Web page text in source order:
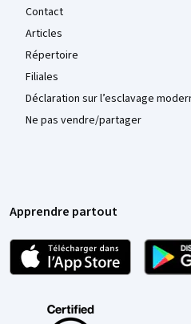
Contact
Articles
Répertoire
Filiales
Déclaration sur l’esclavage
Ne pas vendre/partager
Apprendre partout